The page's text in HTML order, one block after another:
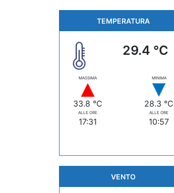
TEMPERATURA
29.4 °C
MASSIMA
33.8 °C
ALLE ORE
17:31
MINIMA
28.3 °C
ALLE ORE
10:57
VENTO